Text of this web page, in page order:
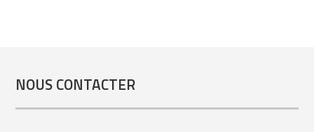
NOUS CONTACTER